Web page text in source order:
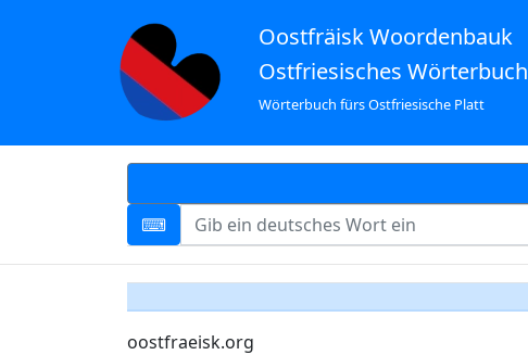
Oostfräisk Woordenbauk
Ostfriesisches Wörterbuch
Wörterbuch fürs Ostfriesische Platt
oostfraeisk.org